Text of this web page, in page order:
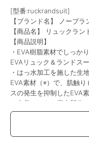
[型番:ruckrandsuit]
【ブランド名】 ノーブ
【商品名】 リュックラ
【商品説明】
・EVA樹脂素材でしっか
EVAリュック＆ランドスー
・はっ水加工を施した生
EVA素材（※）で、肌触
スの発生を抑制したEVA素
・上着コートの背中部分
ップボタンを外せば、リ
・前開き部分は開け閉め